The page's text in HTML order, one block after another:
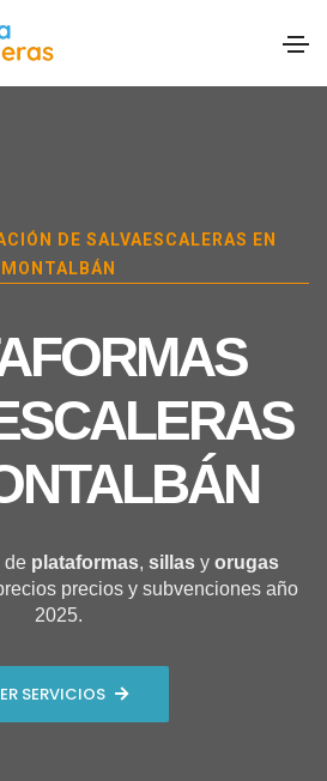
DE SALVAESCALERAS EN
MONTALBÁN
de plataformas, sillas y orugas
precios y subvenciones año
2025.
SERVICIOS